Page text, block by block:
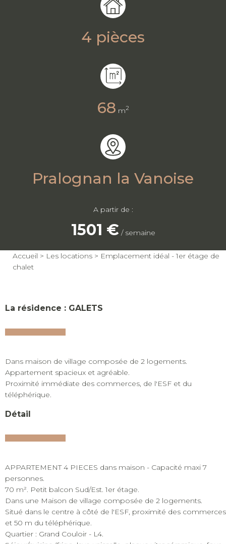
4 pièces
68 m2
Pralognan la Vanoise
A partir de :
1501 € / semaine
Accueil > Les locations > Emplacement idéal - 1er étage de
chalet
La résidence : GALETS
Dans maison de village composée de 2 logements.
Appartement spacieux et agréable.
Proximité immédiate des commerces, de l'ESF et du
téléphérique.
Détail
APPARTEMENT 4 PIECES dans maison - Capacité maxi 7
personnes.
70 m². Petit balcon Sud/Est. 1er étage.
Dans une Maison de village composée de 2 logements.
Situé dans le centre à côté de l'ESF, proximité des commerces
et 50 m du téléphérique.
Quartier : Grand Couloir - L4.